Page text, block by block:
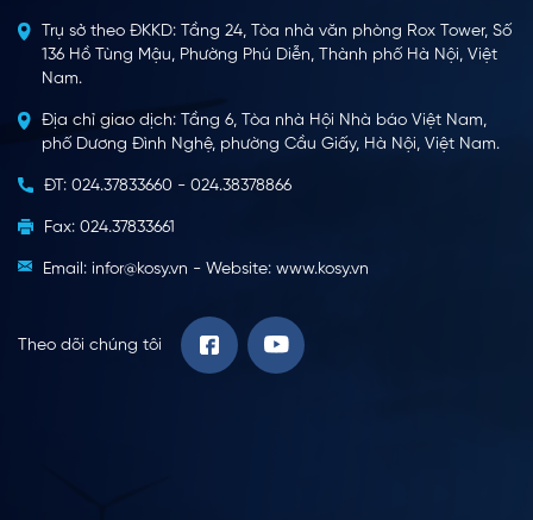
Trụ sở theo ĐKKD: Tầng 24, Tòa nhà văn phòng Rox Tower, Số
136 Hồ Tùng Mậu, Phường Phú Diễn, Thành phố Hà Nội, Việt
Nam.
Địa chỉ giao dịch: Tầng 6, Tòa nhà Hội Nhà báo Việt Nam,
phố Dương Đình Nghệ, phường Cầu Giấy, Hà Nội, Việt Nam.
ĐT: 024.37833660 - 024.38378866
Fax: 024.37833661
Email: infor@kosy.vn - Website: www.kosy.vn
Theo dõi chúng tôi